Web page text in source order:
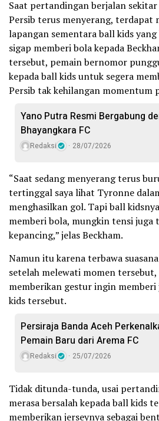
Saat pertandingan berjalan
Persib terus menyerang, terdapat
lapangan sementara ball kids
sigap memberi bola kepada
tersebut, pemain bernomor
kepada ball kids untuk segera
Persib tak kehilangan momentum
Yano Putra Resmi Bergabung
Bhayangkara FC
Redaksi 28/07/2026
“Saat sedang menyerang terus
tertinggal saya lihat Tyronne
menghasilkan gol. Tapi ball
memberi bola, mungkin tensi juga
kepancing,” jelas Beckham.
Namun itu karena terbawa
setelah melewati momen
memberikan gestur ingin
kids tersebut.
Persiraja Banda Aceh
Pemain Baru dari Arema FC
Redaksi 25/07/2026
Tidak ditunda-tunda, usai
merasa bersalah kepada ball kids
memberikan jerseynya sebagai